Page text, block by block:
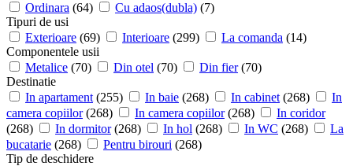
Ordinara (64) Cu adaos(dubla) (7)
Tipuri de usi
Exterioare (69) Interioare (299) La comanda (14)
Componentele usii
Metalice (70) Din otel (70) Din fier (70)
Destinatie
In apartament (255) In baie (268) In cabinet (268)
In
camera copiilor (268) In camera copiilor (268)
In coridor
(268)
In dormitor (268) In hol (268) In WC (268)
La
bucatarie (268) Pentru birouri (268)
Tip de deschidere